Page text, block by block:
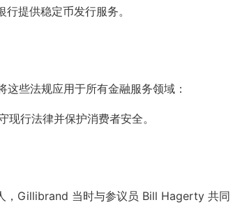
提供稳定币发行服务。
些法规应用于所有金融服务领域：
行法律并保护消费者安全。
，Gillibrand 当时与参议员 Bill Hagerty 共同